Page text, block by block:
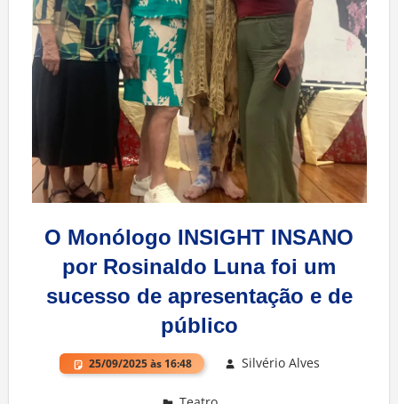
O Monólogo INSIGHT INSANO
por Rosinaldo Luna foi um
sucesso de apresentação e de
público
25/09/2025 às 16:48 Silvério Alves